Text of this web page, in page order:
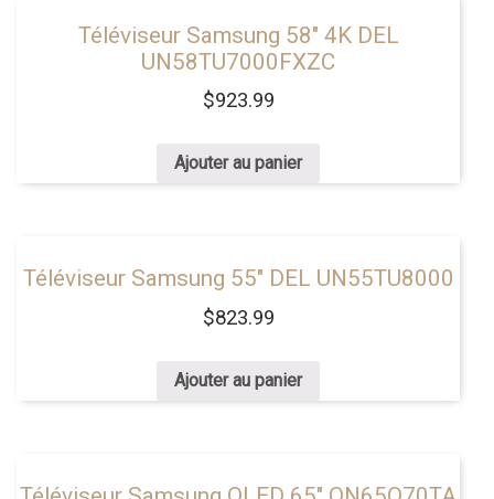
Téléviseur Samsung 58″ 4K DEL
UN58TU7000FXZC
$923.99
Ajouter au panier
Téléviseur Samsung 55″ DEL UN55TU8000
$823.99
Ajouter au panier